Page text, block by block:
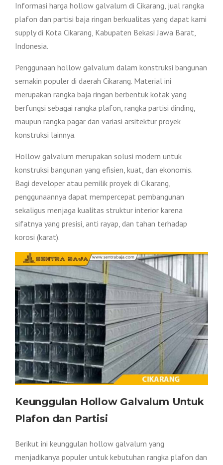
Informasi harga hollow galvalum di Cikarang, jual rangka
plafon dan partisi baja ringan berkualitas yang dapat kami
supply di Kota Cikarang, Kabupaten Bekasi Jawa Barat,
Indonesia.
Penggunaan hollow galvalum dalam konstruksi bangunan
semakin populer di daerah Cikarang. Material ini
merupakan rangka baja ringan berbentuk kotak yang
berfungsi sebagai rangka plafon, rangka partisi dinding,
maupun rangka pagar dan variasi arsitektur proyek
konstruksi lainnya.
Hollow galvalum merupakan solusi modern untuk
konstruksi bangunan yang efisien, kuat, dan ekonomis.
Bagi developer atau pemilik proyek di Cikarang,
penggunaannya dapat mempercepat pembangunan
sekaligus menjaga kualitas struktur interior karena
sifatnya yang presisi, anti rayap, dan tahan terhadap
korosi (karat).
Keunggulan Hollow Galvalum Untuk
Plafon dan Partisi
Berikut ini keunggulan hollow galvalum yang
menjadikanya populer untuk kebutuhan rangka plafon dan